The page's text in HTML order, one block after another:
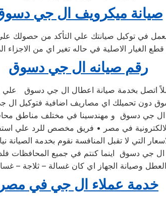
صيانة ميكرويف ال جي
في توكيل صيانتك علي التأكد من حصولك
الغيار الاصلية في حاله تغير اي من الاجزاء
رقم صيانه ال جي دسوق
دون تحميلك اي مصاريف اضافية فتوكيل
التي لا تقبل المنافسة نقوم بخدمة
جي دسوق اينما كنتم في جميع المحافظات
وصيانة الجهاز اي كان غسالة – ثلاجة –
خدمة عملاء ال جي في مصر